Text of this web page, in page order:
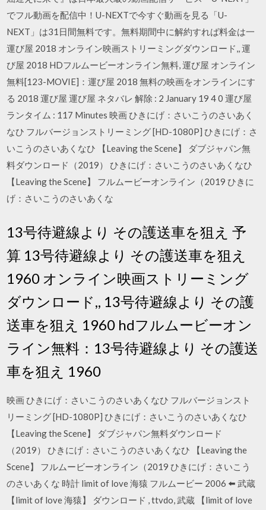
でフル動画を配信中！U-NEXTで今すぐ動画を見る「U-
NEXT」は31日間無料です。無料期間中に解約すれば料金は一
運び屋 2018 オンライン映画ストリーミングダウンロード,, 運
び屋 2018 HDフルムービーオンライン無料, 運び屋 オンライン
無料[123-MOVIE]：運び屋 2018 無料の映画をオンラインにす
る 2018 運び屋 運び屋 ネタバレ 解除 : 2 January 19 4 0 運び屋
ランタイム : 117 Minutes 映画 ひきにげ：さいこうのさいあく
なひ フルバージョンストリーミング [HD-1080P] ひきにげ：さ
いこうのさいあくなひ 【Leaving the Scene】 ダブジャパン無
料ダウンロード（2019） ひきにげ：さいこうのさいあくなひ
【Leaving the Scene】 フルムービーオンライン（2019 ひきに
げ：さいこうのさいあくな
13号待避線より その護送車を狙え 予
算 13号待避線より その護送車を狙え
1960 オンライン映画ストリーミング
ダウンロード,, 13号待避線より その護
送車を狙え 1960 hdフルムービーオン
ライン無料：13号待避線より その護送
車を狙え 1960
映画 ひきにげ：さいこうのさいあくなひ フルバージョンスト
リーミング [HD-1080P] ひきにげ：さいこうのさいあくなひ
【Leaving the Scene】 ダブジャパン無料ダウンロード
（2019） ひきにげ：さいこうのさいあくなひ 【Leaving the
Scene】 フルムービーオンライン（2019 ひきにげ：さいこう
のさいあくな 時計 limit of love 海猿 フルムービー 2006 ⬅️ 武蔵
【limit of love 海猿】 ダウンロード , ttvdo, 武蔵 【limit of love